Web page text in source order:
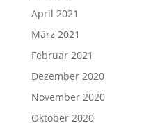
April 2021
März 2021
Februar 2021
Dezember 2020
November 2020
Oktober 2020